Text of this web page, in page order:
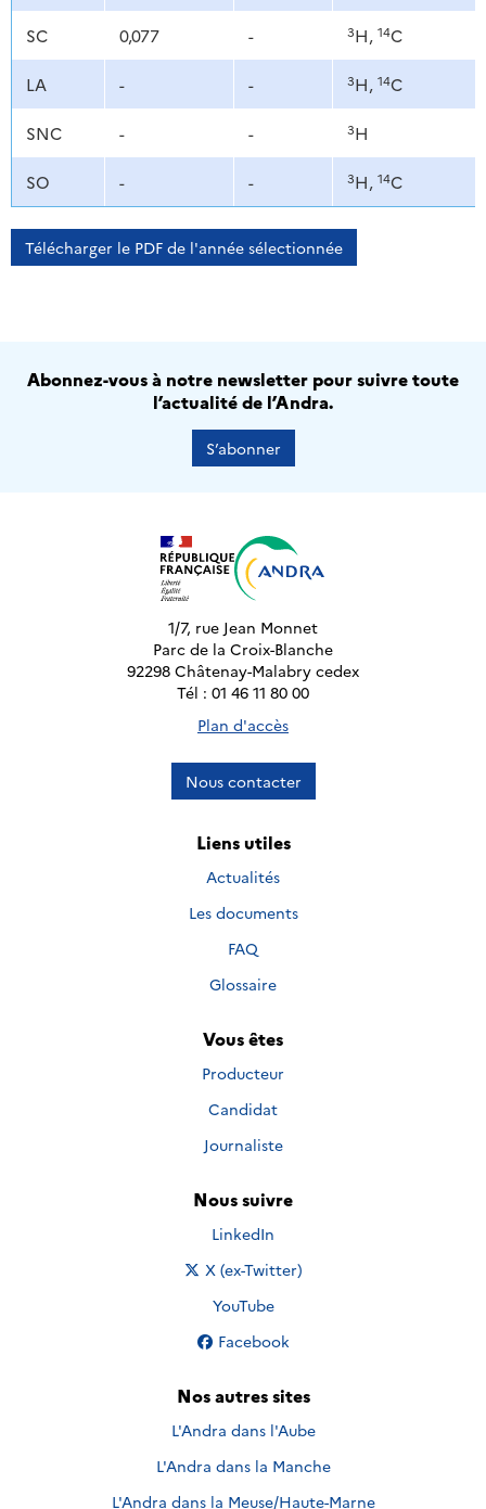
SC 0,077 - 3H, 14C
LA - - 3H, 14C
SNC - - 3H
SO - - 3H, 14C
Télécharger le PDF de l'année sélectionnée
Abonnez-vous à notre newsletter pour suivre toute
l’actualité de l’Andra.
S’abonner
1/7, rue Jean Monnet
Parc de la Croix-Blanche
92298 Châtenay-Malabry cedex
Tél : 01 46 11 80 00
Plan d'accès
Nous contacter
Liens utiles
Actualités
Les documents
FAQ
Glossaire
Vous êtes
Producteur
Candidat
Journaliste
Nous suivre
Nous suivre sur
LinkedIn
Nous suivre sur
X (ex-Twitter)
Nous suivre sur
YouTube
Nous suivre sur
Facebook
Nos autres sites
L'Andra dans l'Aube
L'Andra dans la Manche
L'Andra dans la Meuse/Haute-Marne